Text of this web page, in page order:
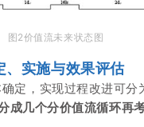
图2价值流未来状态图
、实施与效果评估
定，实现过程改进可分
几个分价值流循环再